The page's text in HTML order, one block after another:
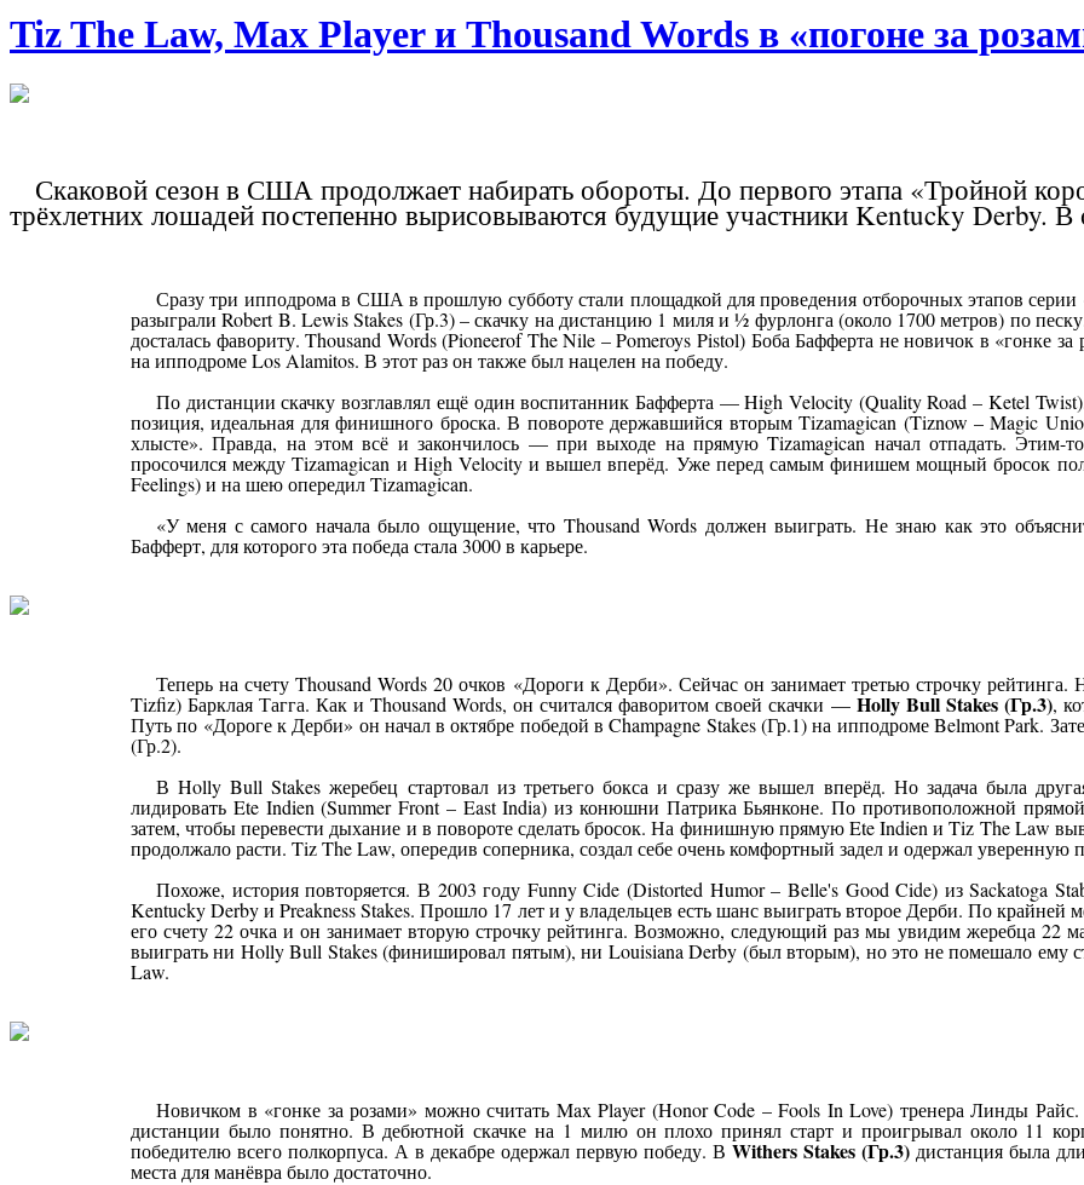
Tiz The Law, Max Player и Thousand Words в «погоне за
Скаковой сезон в США продолжает набирать обороты. До первого этапа «Тройной
трёхлетних лошадей постепенно вырисовываются будущие участники Kentucky Derby.
Сразу три ипподрома в США в прошлую субботу стали площадкой для проведения отборочных этапов
разыграли Robert B. Lewis Stakes (Гр.3) – скачку на дистанцию 1 миля и ½ фурлонга (около 1700 метров) по
досталась фавориту. Thousand Words (Pioneerof The Nile – Pomeroys Pistol) Боба Бафферта не новичок в «гонке
на ипподроме Los Alamitos. В этот раз он также был нацелен на победу.
По дистанции скачку возглавлял ещё один воспитанник Бафферта — High Velocity (Quality Road – Ketel
позиция, идеальная для финишного броска. В повороте державшийся вторым Tizamagican (Tiznow – Magic
хлысте». Правда, на этом всё и закончилось — при выходе на прямую Tizamagican начал отпадать. Этим-
просочился между Tizamagican и High Velocity и вышел вперёд. Уже перед самым финишем мощный бросок
Feelings) и на шею опередил Tizamagican.
«У меня с самого начала было ощущение, что Thousand Words должен выиграть. Не знаю как это
Бафферт, для которого эта победа стала 3000 в карьере.
Теперь на счету Thousand Words 20 очков «Дороги к Дерби». Сейчас он занимает третью строчку
Tizfiz) Барклая Тагга. Как и Thousand Words, он считался фаворитом своей скачки — Holly Bull Stakes (Гр.3),
Путь по «Дороге к Дерби» он начал в октябре победой в Champagne Stakes (Гр.1) на ипподроме Belmont Park.
(Гр.2).
В Holly Bull Stakes жеребец стартовал из третьего бокса и сразу же вышел вперёд. Но задача была
лидировать Ete Indien (Summer Front – East India) из конюшни Патрика Бьянконе. По противоположной
затем, чтобы перевести дыхание и в повороте сделать бросок. На финишную прямую Ete Indien и Tiz The Law
продолжало расти. Tiz The Law, опередив соперника, создал себе очень комфортный задел и одержал уверенную
Похоже, история повторяется. В 2003 году Funny Cide (Distorted Humor – Belle's Good Cide) из Sackatoga
Kentucky Derby и Preakness Stakes. Прошло 17 лет и у владельцев есть шанс выиграть второе Дерби. По крайней
его счету 22 очка и он занимает вторую строчку рейтинга. Возможно, следующий раз мы увидим жеребца 22
выиграть ни Holly Bull Stakes (финишировал пятым), ни Louisiana Derby (был вторым), но это не помешало ему
Law.
Новичком в «гонке за розами» можно считать Max Player (Honor Code – Fools In Love) тренера Линды
дистанции было понятно. В дебютной скачке на 1 милю он плохо принял старт и проигрывал около 11
победителю всего полкорпуса. А в декабре одержал первую победу. В Withers Stakes (Гр.3)дистанция была
места для манёвра было достаточно.